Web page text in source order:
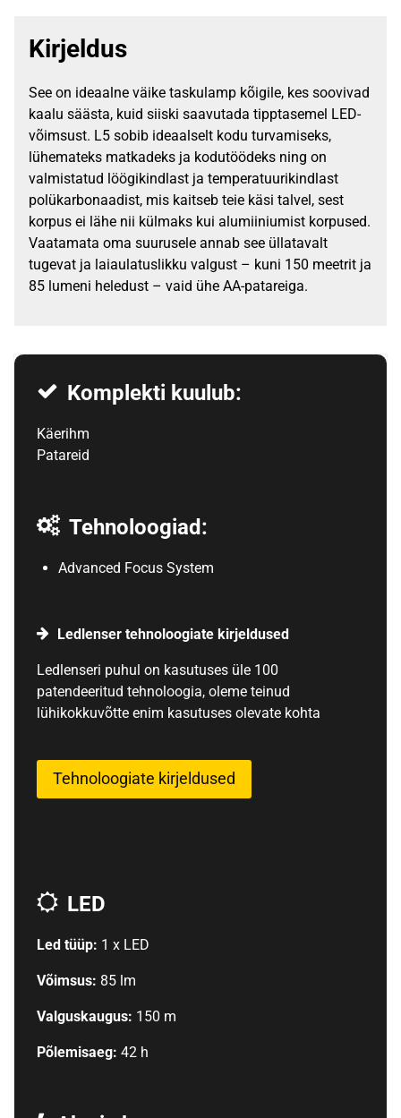
Kirjeldus
See on ideaalne väike taskulamp kõigile, kes soovivad
kaalu säästa, kuid siiski saavutada tipptasemel LED-
võimsust. L5 sobib ideaalselt kodu turvamiseks,
lühemateks matkadeks ja kodutöödeks ning on
valmistatud löögikindlast ja temperatuurikindlast
polükarbonaadist, mis kaitseb teie käsi talvel, sest
korpus ei lähe nii külmaks kui alumiiniumist korpused.
Vaatamata oma suurusele annab see üllatavalt
tugevat ja laiaulatuslikku valgust – kuni 150 meetrit ja
85 lumeni heledust – vaid ühe AA-patareiga.
Komplekti kuulub:
Käerihm
Patareid
Tehnoloogiad:
Advanced Focus System
Ledlenser tehnoloogiate kirjeldused
Ledlenseri puhul on kasutuses üle 100
patendeeritud tehnoloogia, oleme teinud
lühikokkuvõtte enim kasutuses olevate kohta
Tehnoloogiate kirjeldused
LED
Led tüüp: 1 x LED
Võimsus: 85 lm
Valguskaugus: 150 m
Põlemisaeg: 42 h